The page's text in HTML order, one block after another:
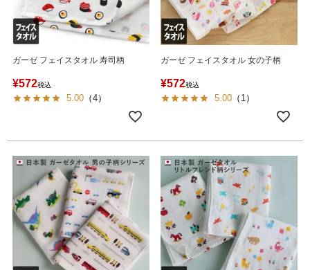
ガーゼ フェイスタオル 寿司柄
¥572税込
5.00 （4）
ガーゼ フェイスタオル 女の子柄
¥572税込
5.00 （ 1 ）